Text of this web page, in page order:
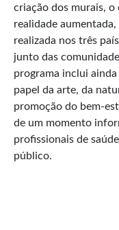
criação dos murais,
realidade
realizada nos três
junto das
programa inclui
papel da arte, da
promoção do bem-
de um momento
profissionais de
público.